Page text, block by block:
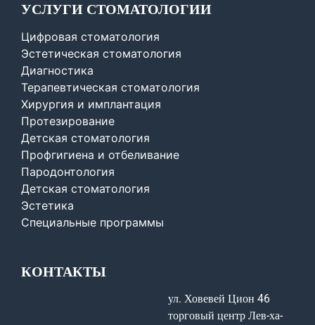
УСЛУГИ СТОМАТОЛОГИИ
Цифровая стоматология
Эстетическая стоматология
Диагностика
Терапевтическая стоматология
Хирургия и имплантация
Протезирование
Детская стоматология
Профгигиена и отбеливание
Пародонтология
Детская стоматология
Эстетика
Специальные программы
КОНТАКТЫ
ул. Ховевей Цион 46
торговый центр Лев-ха-